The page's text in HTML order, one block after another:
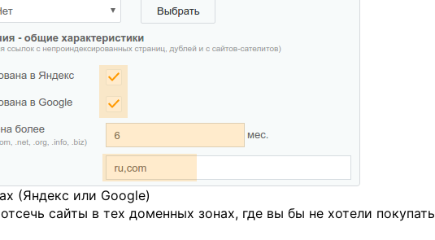
(Яндекс или Google)
сайты в тех доменных зонах, где вы бы не хотели покупать